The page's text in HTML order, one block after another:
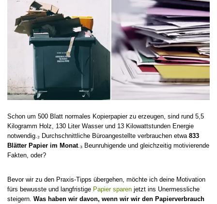
Schon um 500 Blatt normales Kopierpapier zu erzeugen, sind rund 5,5
Kilogramm Holz, 130 Liter Wasser und 13 Kilowattstunden Energie
notwendig.₂ Durchschnittliche Büroangestellte verbrauchen etwa 833
Blätter Papier im Monat.₃ Beunruhigende und gleichzeitig motivierende
Fakten, oder?
Bevor wir zu den Praxis-Tipps übergehen, möchte ich deine Motivation
fürs bewusste und langfristige Papier sparen jetzt ins Unermessliche
steigern. Was haben wir davon, wenn wir wir den Papierverbrauch